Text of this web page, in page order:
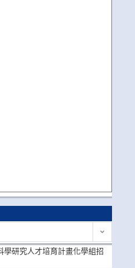
學研究人才培育計畫化學組招